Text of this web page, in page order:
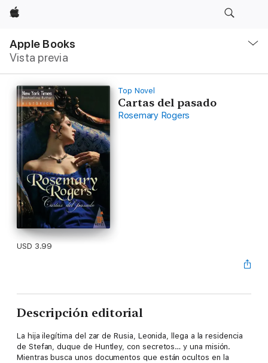
Apple
Apple Books
Vista previa
local
Abrir
Top Novel
Cartas del pasado
Rosemary Rogers
USD 3.99
Descripción editorial
La hija ilegítima del zar de Rusia, Leonida, llega a la residencia
de Stefan, duque de Huntley, con secretos… y una misión.
Mientras busca unos documentos que están ocultos en la